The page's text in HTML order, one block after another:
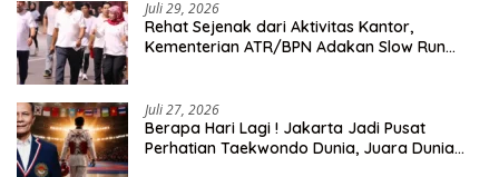
Juli 29, 2026
Rehat Sejenak dari Aktivitas Kantor,
Kementerian ATR/BPN Adakan Slow Run
Juli 27, 2026
Berapa Hari Lagi ! Jakarta Jadi Pusat
Perhatian Taekwondo Dunia, Juara Dunia